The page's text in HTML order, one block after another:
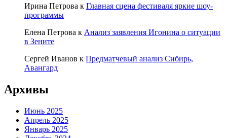
Ирина Петрова к Главная сцена фестиваля яркие шоу-
программы
Елена Петрова к Анализ заявления Игонина о ситуации
в Зените
Сергей Иванов к Предматчевый анализ Сибирь,
Авангард
Архивы
Июнь 2025
Апрель 2025
Январь 2025